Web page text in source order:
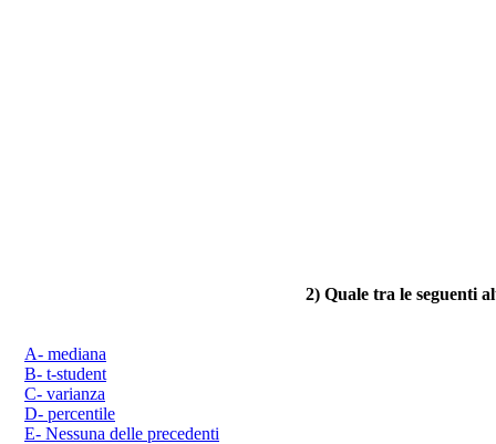
2) Quale tra le seguenti
A- mediana
B- t-student
C- varianza
D- percentile
E- Nessuna delle precedenti